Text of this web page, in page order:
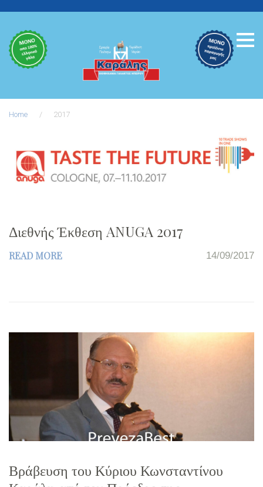
content
Home / 2017
Έτος:
2017
Διεθνής Έκθεση ANUGA 2017
READ MORE 14/09/2017
Βράβευση του Κύριου Κωνσταντίνου